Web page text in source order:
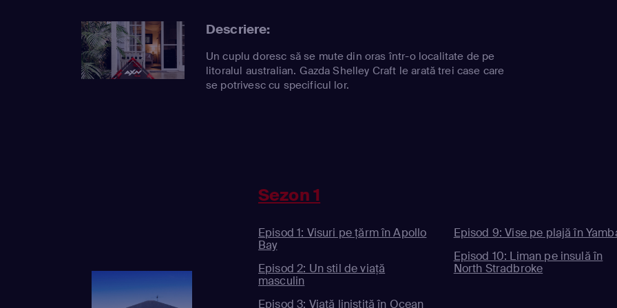
Descriere:
Un cuplu doresc să se mute din oras într-o localitate de pe
litoralul australian. Gazda Shelley Craft le arată trei case care
se potrivesc cu specificul lor.
Sezon 1
Episod 1: Visuri pe ţărm în Apollo
Bay
Episod 2: Un stil de viaţă
masculin
Episod 3: Viaţă liniştită în Ocean
Episod 9: Vise pe plajă în
Episod 10: Liman pe insulă în
North Stradbroke